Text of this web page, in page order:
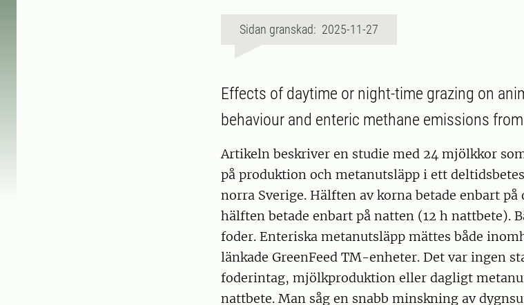
Sidan granskad: 2025-11-27
Effects of daytime or night-time grazing on
behaviour and enteric methane emissions
Artikeln beskriver en studie med 24 mjölkkor
på produktion och metanutsläpp i ett
norra Sverige. Hälften av korna betade enbart på
hälften betade enbart på natten (12 h nattbete).
foder. Enteriska metanutsläpp mättes både
länkade GreenFeed TM-enheter. Det var ingen
foderintag, mjölkproduktion eller dagligt
nattbete. Man såg en snabb minskning av